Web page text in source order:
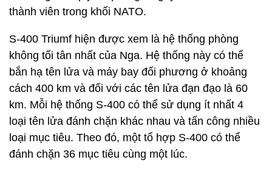
thành viên trong khối NATO.
S-400 Triumf hiện được xem là hệ thống phòng
không tối tân nhất của Nga. Hệ thống này có thể
bắn hạ tên lửa và máy bay đối phương ở khoảng
cách 400 km và đối với các tên lửa đạn đạo là 60
km. Mỗi hệ thống S-400 có thể sử dụng ít nhất 4
loại tên lửa đánh chặn khác nhau và tấn công nhiều
loại mục tiêu. Theo đó, một tổ hợp S-400 có thể
đánh chặn 36 mục tiêu cùng một lúc.